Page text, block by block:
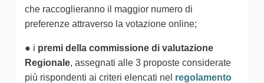
che raccoglieranno il maggior numero di
preferenze attraverso la votazione online;
● i premi della commissione di valutazione
Regionale, assegnati alle 3 proposte considerate
più rispondenti ai criteri elencati nel regolamento